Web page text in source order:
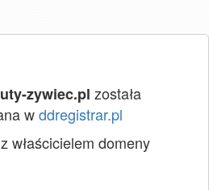
zywiec.pl została
wddregistrar.pl
z właścicielem domeny